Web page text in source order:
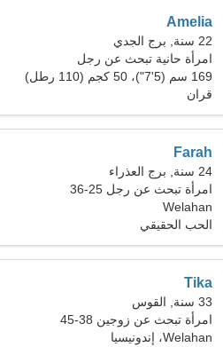
Amelia
22 سنة, برج الجدي
امرأة حانية تبحث عن رجل
169 سم (5'7")، 50 كجم (110 رطل)
قران
Farah
24 سنة, برج العذراء
امرأة تبحث عن رجل 25-36
Welahan
الحب الحقيقي
Tika
33 سنة, القوس
امرأة تبحث عن زوجين 38-45
Welahan، إندونيسيا